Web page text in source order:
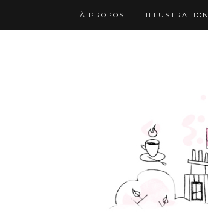
À PROPOS ILLUSTRATION